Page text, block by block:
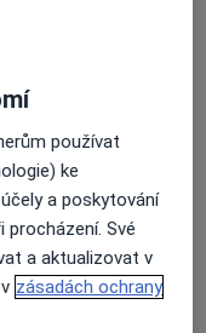
používat
ke
a poskytování
procházení. Své
a aktualizovat v
zásadách ochrany